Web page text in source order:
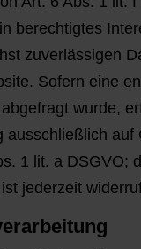
berechtigtes
zuverlässigen
Sofern eine
wurde,
ausschließlich auf
1 lit. a DSGVO;
jederzeit